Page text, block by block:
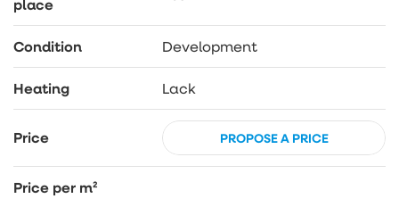
place
Condition Development
Heating Lack
Price PROPOSE A PRICE
Price per m²